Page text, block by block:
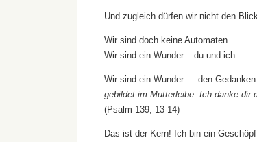
Und zugleich dürfen wir nicht den
Wir sind doch keine Automaten
Wir sind ein Wunder – du und ich.
Wir sind ein Wunder … den Gedanken
gebildet im Mutterleibe. Ich danke dir
(Psalm 139, 13-14)
Das ist der Kern! Ich bin ein